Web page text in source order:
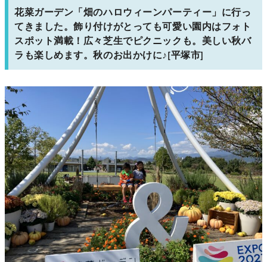
花菜ガーデン「畑のハロウィーンパーティー」に行っ
てきました。飾り付けがとっても可愛い園内はフォト
スポット満載！広々芝生でピクニックも。美しい秋バ
ラも楽しめます。秋のお出かけに♪[平塚市]